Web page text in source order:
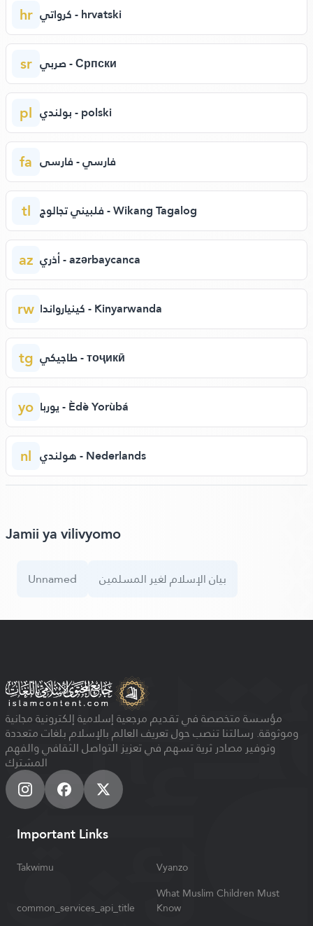
hr كرواتي - hrvatski
sr صربي - Српски
pl بولندي - polski
fa فارسي - فارسی
tl فلبيني تجالوج - Wikang Tagalog
az أذري - azərbaycanca
rw كينيارواندا - Kinyarwanda
tg طاجيكي - тоҷикӣ
yo يوربا - Èdè Yorùbá
nl هولندي - Nederlands
Jamii ya vilivyomo
Unnamed بيان الإسلام لغير المسلمين
مؤسسة متخصصة في تقديم مرجعية إسلامية إلكترونية مجانية
وموثوقة. رسالتنا تنصب حول تعريف العالم بالإسلام بلغات متعددة
وتوفير مصادر ثرية تسهم في تعزيز التواصل الثقافي والفهم
المشترك
Important Links
Takwimu Vyanzo
common_services_api_title
What Muslim Children Must
Know